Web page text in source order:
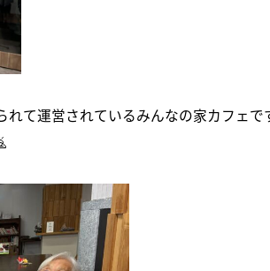
て運営されているみんなの家カフェで